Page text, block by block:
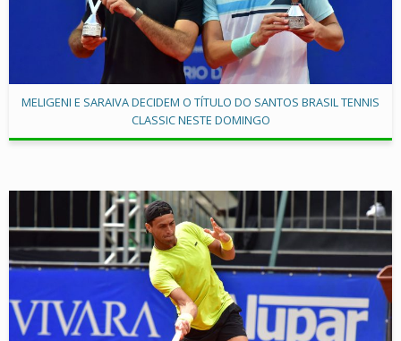
MELIGENI E SARAIVA DECIDEM O TÍTULO DO SANTOS BRASIL TENNIS
CLASSIC NESTE DOMINGO